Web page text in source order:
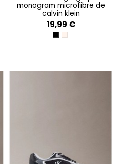
BLACKBRIGHT PEAC
monogram microfibre de
calvin klein
19,99 €
MINI STEPPING LOGO
MINI STEPPING